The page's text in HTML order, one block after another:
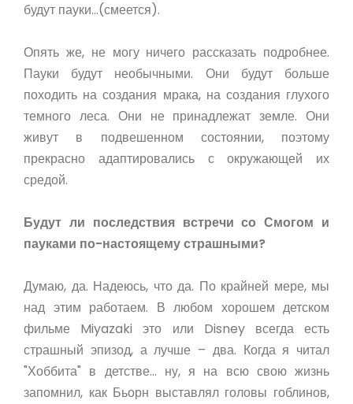
будут пауки…(смеется).
Опять же, не могу ничего рассказать подробнее.
Пауки будут необычными. Они будут больше
походить на создания мрака, на создания глухого
темного леса. Они не принадлежат земле. Они
живут в подвешенном состоянии, поэтому
прекрасно адаптировались с окружающей их
средой.
Будут ли последствия встречи со Смогом и
пауками по-настоящему страшными?
Думаю, да. Надеюсь, что да. По крайней мере, мы
над этим работаем. В любом хорошем детском
фильме Miyazaki это или Disney всегда есть
страшный эпизод, а лучше – два. Когда я читал
"Хоббита" в детстве… ну, я на всю свою жизнь
запомнил, как Бьорн выставлял головы гоблинов,